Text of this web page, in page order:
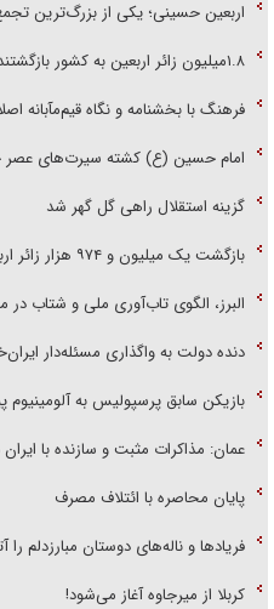
اربعین حسینی؛ یکی از بزرگ‌ترین
۱.۸میلیون زائر اربعین به کشور بازگشتند
فرهنگ با بخشنامه و نگاه قیم‌مآبانه
امام حسین (ع) کشته سیرت‌های عصر
گزینه استقلال راهی گل گهر شد
بازگشت یک میلیون و ۹۷۴ هزار زائر اربعین به کشور
البرز، الگوی تاب‌آوری ملی و شتاب در
دنده دولت به واگذاری مسئله‌دار
بازیکن سابق پرسپولیس به
عمان: مذاکرات مثبت و سازنده با ایران
پایان محاصره با ائتلاف مصرف
فریاد‌ها و ناله‌های دوستان مبارزدلم
کربلا از میرجاوه آغاز می‌شود!